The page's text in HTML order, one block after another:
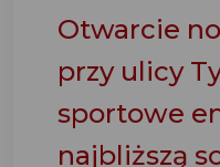
Otwarcie
przy ulicy
sportowe
najbliższą